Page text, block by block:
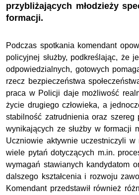
przybliżających młodzieży
formacji.
Podczas spotkania komendant
policyjnej służby, podkreślając, że
odpowiedzialnych, gotowych
rzecz bezpieczeństwa
praca w Policji daje możliwość
życie drugiego człowieka, a
stabilność zatrudnienia oraz szereg
wynikających ze służby w formacji
Uczniowie aktywnie uczestniczyli w
wiele pytań dotyczących m.in.
wymagań stawianych kandydatom
dalszego kształcenia i rozwoju
Komendant przedstawił również